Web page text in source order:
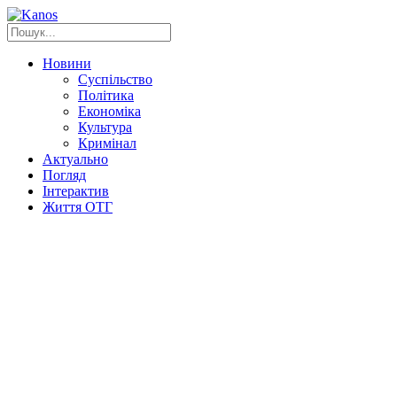
Новини
Суспільство
Політика
Економіка
Культура
Кримінал
Актуально
Погляд
Інтерактив
Життя ОТГ